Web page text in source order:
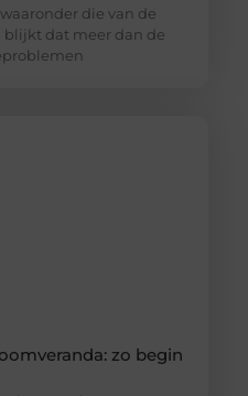
die van de
blijkt dat meer dan de
zo begin